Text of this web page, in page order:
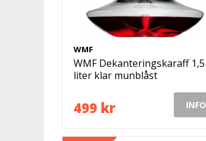
WMF
WMF Dekanteringskaraff 1,5
liter klar munblåst
499 kr INFO